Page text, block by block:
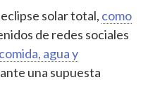
solar total, como
de redes sociales
agua y
una supuesta